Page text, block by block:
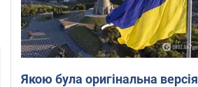
Якою була оригінальна версія